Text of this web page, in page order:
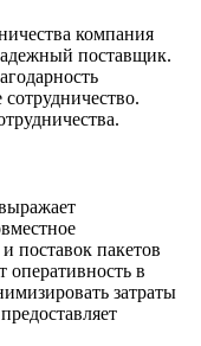
компания
поставщик.
поставок пакетов
в
затраты